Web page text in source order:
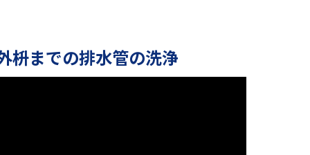
枡までの排水管の洗浄